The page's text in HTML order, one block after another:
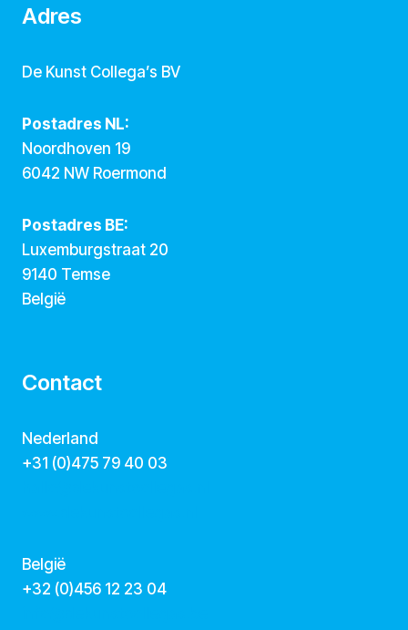
Adres
De Kunst Collega’s BV
Postadres NL:
Noordhoven 19
6042 NW Roermond
Postadres BE:
Luxemburgstraat 20
9140 Temse
België
Contact
Nederland
+31 (0)475 79 40 03
België
‭+32 (0)456 12 23 04‬